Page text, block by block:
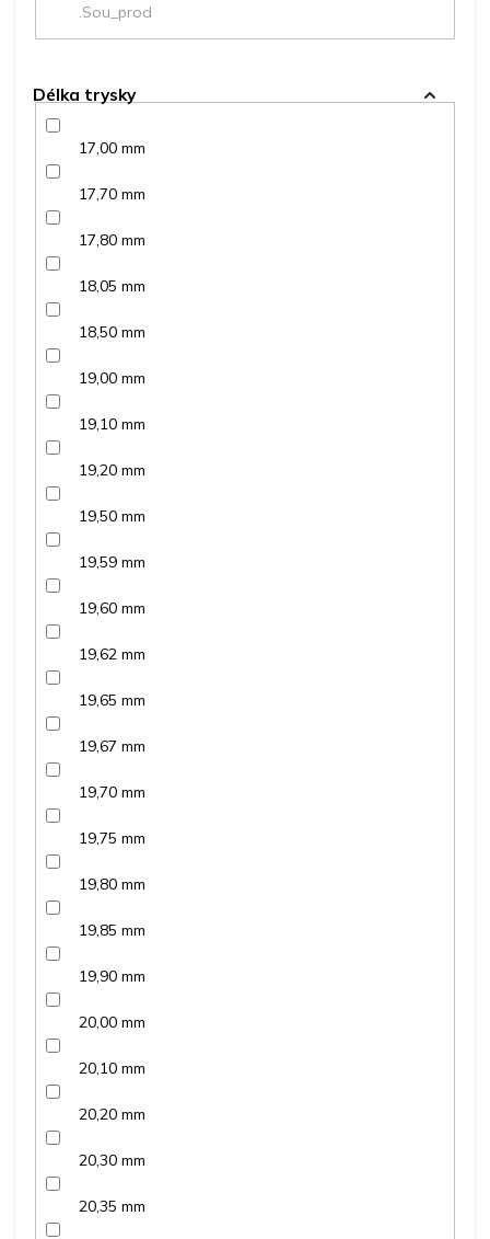
.Sou_prod
Délka trysky
17,00 mm
17,70 mm
17,80 mm
18,05 mm
18,50 mm
19,00 mm
19,10 mm
19,20 mm
19,50 mm
19,59 mm
19,60 mm
19,62 mm
19,65 mm
19,67 mm
19,70 mm
19,75 mm
19,80 mm
19,85 mm
19,90 mm
20,00 mm
20,10 mm
20,20 mm
20,30 mm
20,35 mm